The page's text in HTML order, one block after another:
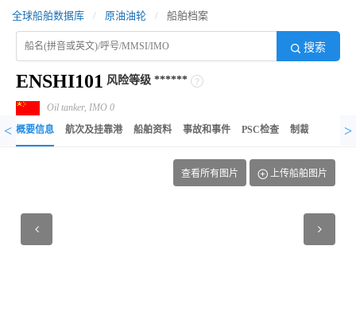
全球船舶数据库 / 原油油轮 / 船舶档案
搜索
ENSHI101 风险等级 ******
Oil tanker, IMO 0
< 概要信息 航次及挂靠港 船舶资料 事故和事件 PSC检查 制裁记录 异
>
查看所有图片 上传船舶图片